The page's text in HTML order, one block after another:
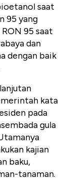
saat
95 yang
95 saat
dan
dengan baik
kata
pada
gula
kajian
baku,
tanaman.